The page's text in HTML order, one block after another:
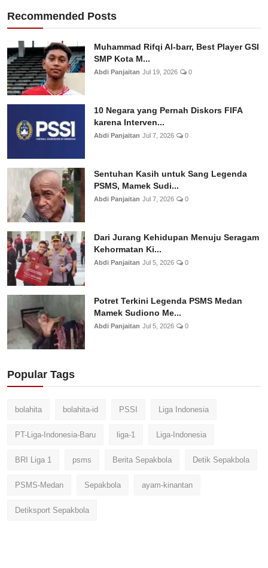
Recommended Posts
Muhammad Rifqi Al-barr, Best Player GSI
SMP Kota M...
Abdi Panjaitan Jul 19, 2026 0
10 Negara yang Pernah Diskors FIFA
karena Interven...
Abdi Panjaitan Jul 7, 2026 0
Sentuhan Kasih untuk Sang Legenda
PSMS, Mamek Sudi...
Abdi Panjaitan Jul 7, 2026 0
Dari Jurang Kehidupan Menuju Seragam
Kehormatan Ki...
Abdi Panjaitan Jul 5, 2026 0
Potret Terkini Legenda PSMS Medan
Mamek Sudiono Me...
Abdi Panjaitan Jul 5, 2026 0
Popular Tags
bolahita bolahita-id PSSI Liga Indonesia
PT-Liga-Indonesia-Baru liga-1 Liga-Indonesia
BRI Liga 1 psms Berita Sepakbola Detik Sepakbola
PSMS-Medan Sepakbola ayam-kinantan
Detiksport Sepakbola